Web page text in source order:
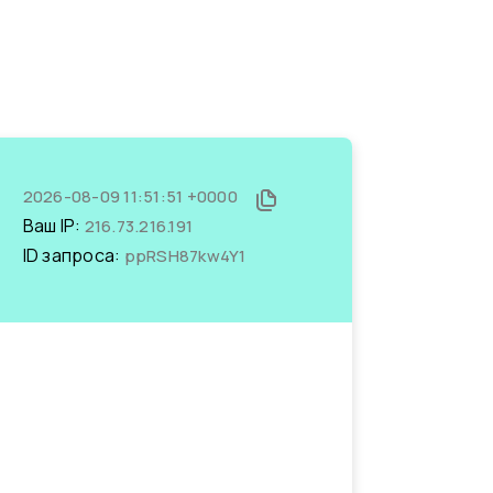
2026-08-09 11:51:51 +0000
Ваш IP: 216.73.216.191
ID запроса: ppRSH87kw4Y1